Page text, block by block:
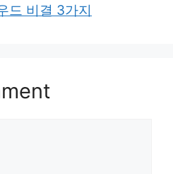
드 비결 3가지